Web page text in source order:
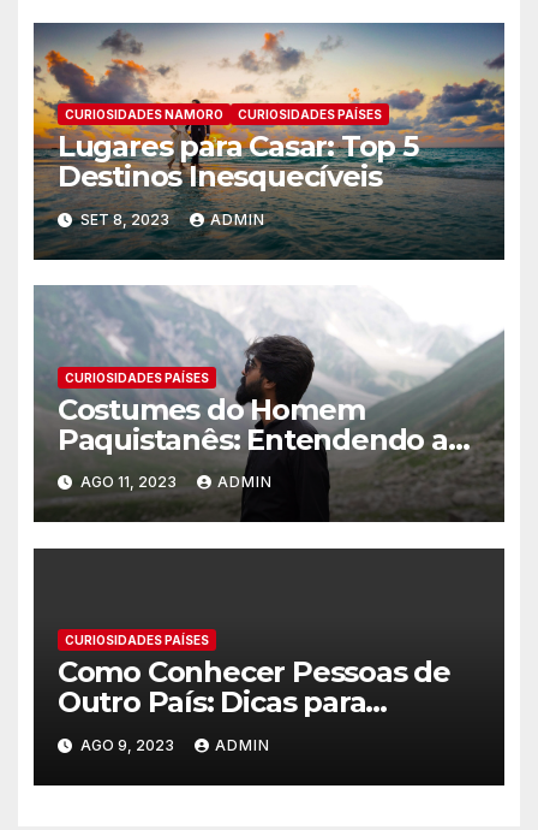
CURIOSIDADES NAMORO CURIOSIDADES PAÍSES
Lugares para Casar: Top 5
Destinos Inesquecíveis
SET 8, 2023 ADMIN
CURIOSIDADES PAÍSES
Costumes do Homem
Paquistanês: Entendendo a
cultura Paquistenesa
AGO 11, 2023 ADMIN
CURIOSIDADES PAÍSES
Como Conhecer Pessoas de
Outro País: Dicas para
Expandir seu Círculo Social
Internacional
AGO 9, 2023 ADMIN